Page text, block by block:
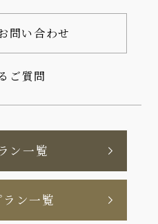
問い合わせ
ご質問
ン一覧
ン一覧